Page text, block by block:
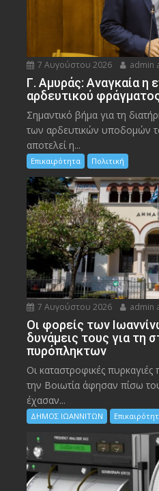
7 Αυγούστου 2026 admin
Γ. Αμυράς: Αναγκαία η
αρδευτικού
Σημαντικό βήμα για τη
των αρδευτικών υποδομών
αποτελεί η...
Επικαιρότητα Πολιτική
7 Αυγούστου 2026 admin
Οι φορείς των
δυνάμεις τους για τη
πυρόπληκτων
Οι καταστροφικές πυρκαγιές
την Bοιωτία άφησαν πίσω
έχασαν...
ΔΗΜΟΣ ΙΩΑΝΝΙΤΩΝ